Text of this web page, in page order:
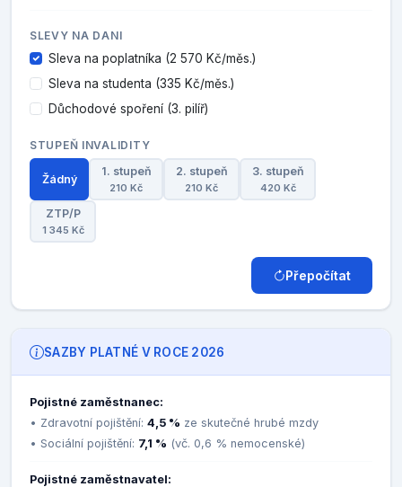
SLEVY NA DANI
Sleva na poplatníka (2 570 Kč/měs.)
Sleva na studenta (335 Kč/měs.)
Důchodové spoření (3. pilíř)
STUPEŇ INVALIDITY
Žádný
1. stupeň
210 Kč
2. stupeň
210 Kč
3. stupeň
420 Kč
ZTP/P
1 345 Kč
Přepočítat
SAZBY PLATNÉ V ROCE 2026
Pojistné zaměstnanec:
• Zdravotní pojištění: 4,5 % ze skutečné hrubé mzdy
• Sociální pojištění: 7,1 % (vč. 0,6 % nemocenské)
Pojistné zaměstnavatel: